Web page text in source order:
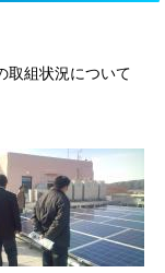
取組状況について